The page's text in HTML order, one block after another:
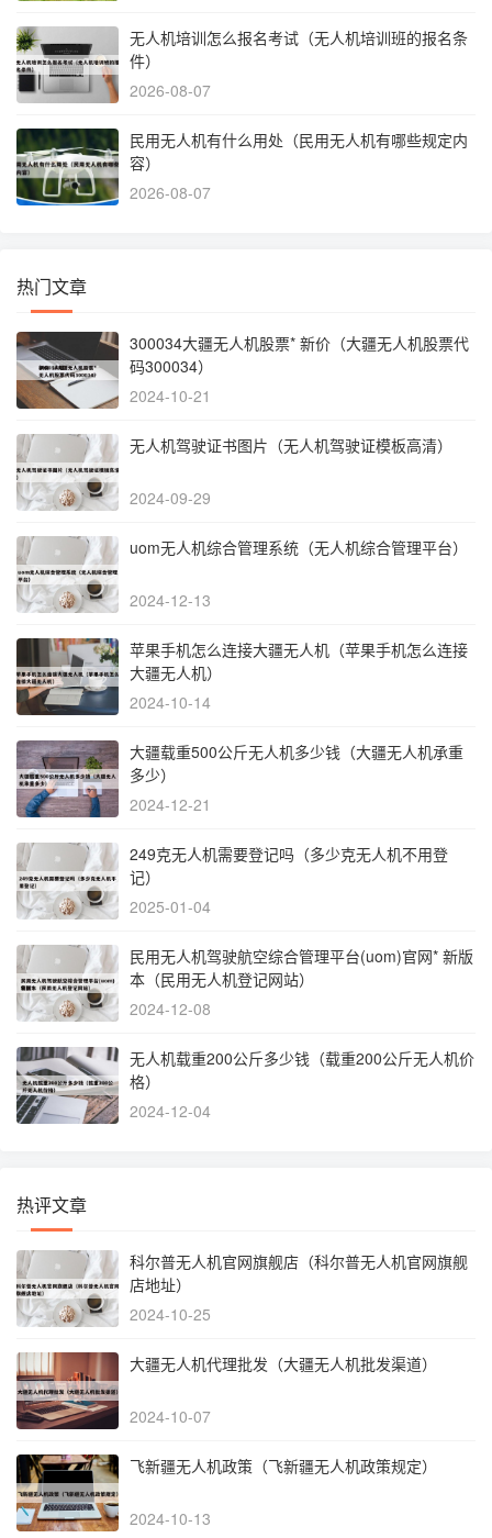
无人机培训怎么报名考试（无人机培训班的报名条
件）
2026-08-07
民用无人机有什么用处（民用无人机有哪些规定内
容）
2026-08-07
热门文章
300034大疆无人机股票* 新价（大疆无人机股票代
码300034）
2024-10-21
无人机驾驶证书图片（无人机驾驶证模板高清）
2024-09-29
uom无人机综合管理系统（无人机综合管理平台）
2024-12-13
苹果手机怎么连接大疆无人机（苹果手机怎么连接
大疆无人机）
2024-10-14
大疆载重500公斤无人机多少钱（大疆无人机承重
多少）
2024-12-21
249克无人机需要登记吗（多少克无人机不用登
记）
2025-01-04
民用无人机驾驶航空综合管理平台(uom)官网* 新版
本（民用无人机登记网站）
2024-12-08
无人机载重200公斤多少钱（载重200公斤无人机价
格）
2024-12-04
热评文章
科尔普无人机官网旗舰店（科尔普无人机官网旗舰
店地址）
2024-10-25
大疆无人机代理批发（大疆无人机批发渠道）
2024-10-07
飞新疆无人机政策（飞新疆无人机政策规定）
2024-10-13